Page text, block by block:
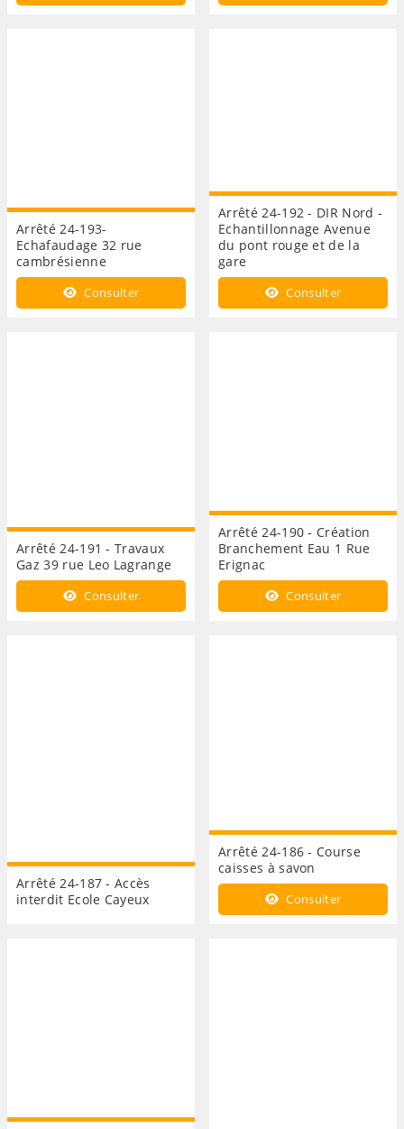
Arrêté 24-193-
Echafaudage 32 rue
cambrésienne
Consulter
Arrêté 24-192 - DIR Nord -
Echantillonnage Avenue
du pont rouge et de la
gare
Consulter
Arrêté 24-191 - Travaux
Gaz 39 rue Leo Lagrange
Consulter
Arrêté 24-190 - Création
Branchement Eau 1 Rue
Erignac
Consulter
Arrêté 24-187 - Accès
interdit Ecole Cayeux
Arrêté 24-186 - Course
caisses à savon
Consulter